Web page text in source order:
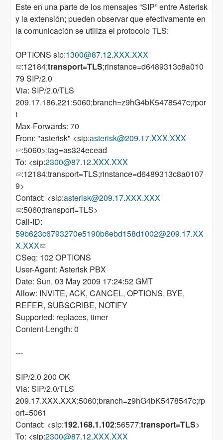
Este en una parte de los mensajes “SIP” entre Asterisk
y la extensión; pueden observar que efectivamente en
la comunicación se utiliza el protocolo TLS:
OPTIONS sip:1300@87.12.XXX.XXX
(link sends e-mail)
:12184;transport=TLS;rinstance=d6489313c8a010
79 SIP/2.0
Via: SIP/2.0/TLS
209.17.186.221:5060;branch=z9hG4bK5478547c;rpor
t
Max-Forwards: 70
From: "asterisk" <sip:asterisk@209.17.XXX.XXX
(link sends e-mail)
:5060>;tag=as324ecead
To: <sip:2300@87.12.XXX.XXX
(link sends e-mail)
:12184;transport=TLS;rinstance=d6489313c8a0107
9>
Contact: <sip:asterisk@209.17.XXX.XXX
(link sends e-mail)
:5060;transport=TLS>
Call-ID:
59b623c6793270e5190b6ebd158d1002@209.17.XX
X.XXX(link sends e-mail)
CSeq: 102 OPTIONS
User-Agent: Asterisk PBX
Date: Sun, 03 May 2009 17:24:52 GMT
Allow: INVITE, ACK, CANCEL, OPTIONS, BYE,
REFER, SUBSCRIBE, NOTIFY
Supported: replaces, timer
Content-Length: 0
---
SIP/2.0 200 OK
Via: SIP/2.0/TLS
209.17.XXX.XXX:5060;branch=z9hG4bK5478547c;rp
ort=5061
Contact: <sip:192.168.1.102:56577;transport=TLS>
To: <sip:2300@87.12.XXX.XXX